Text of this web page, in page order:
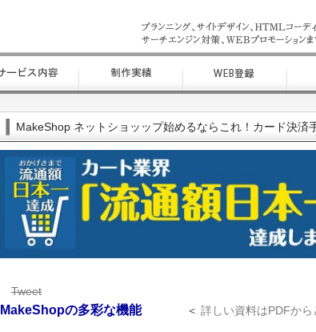
MakeShop ネットショッップ始めるならこれ！カード決済
Tweet
MakeShopの多彩な機能＜ 詳しい資料はPDFから